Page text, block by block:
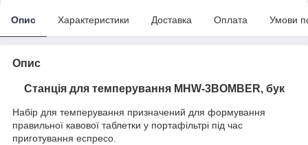
Опис Характеристики Доставка Оплата Умови
Опис
Станція для темперування MHW-3BOMBER, бук
Набір для темперування призначений для формування
правильної кавової таблетки у портафільтрі під час
приготування еспресо.